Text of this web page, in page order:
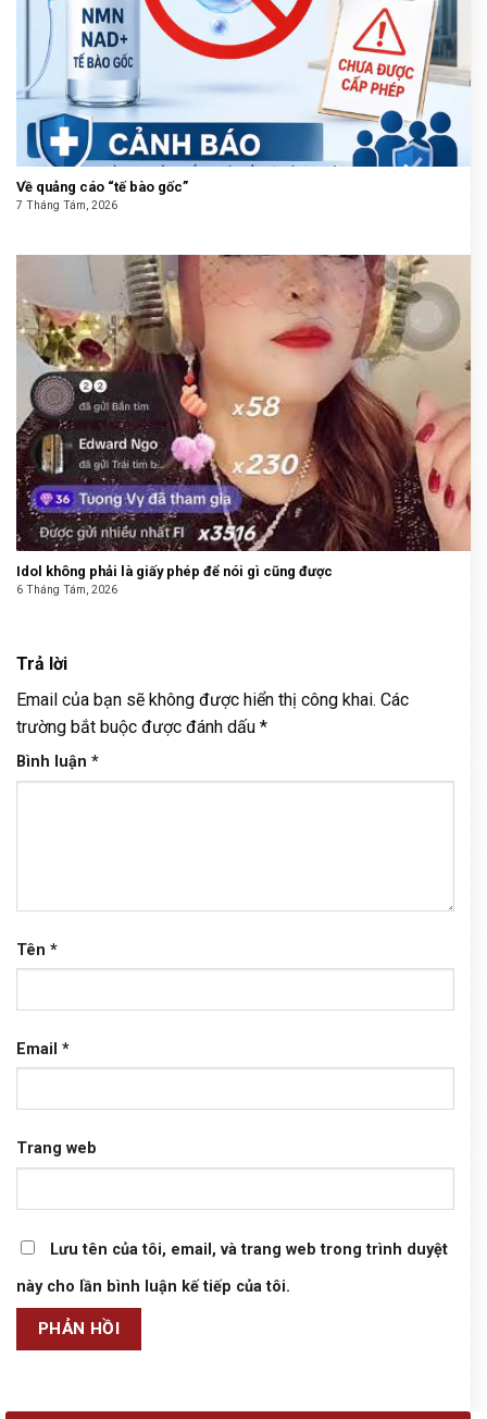
Về quảng cáo “tế bào gốc”
7 Tháng Tám, 2026
Idol không phải là giấy phép để nói gì cũng được
6 Tháng Tám, 2026
Trả lời
Email của bạn sẽ không được hiển thị công khai. Các
trường bắt buộc được đánh dấu *
Bình luận *
Tên *
Email *
Trang web
Lưu tên của tôi, email, và trang web trong trình duyệt
này cho lần bình luận kế tiếp của tôi.